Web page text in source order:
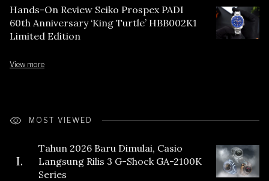
Hands-On Review Seiko Prospex PADI
60th Anniversary ‘King Turtle’ HBB002K1
Limited Edition
View more
MOST VIEWED
I.
Tahun 2026 Baru Dimulai, Casio
Langsung Rilis 3 G-Shock GA-2100K
Series